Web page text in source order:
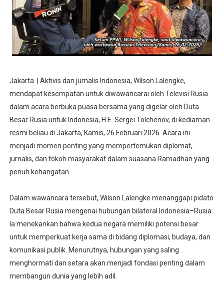
Jakarta | Aktivis dan jurnalis Indonesia, Wilson Lalengke,
mendapat kesempatan untuk diwawancarai oleh Televisi Rusia
dalam acara berbuka puasa bersama yang digelar oleh Duta
Besar Rusia untuk Indonesia, H.E. Sergei Tolchenov, di kediaman
resmi beliau di Jakarta, Kamis, 26 Februari 2026. Acara ini
menjadi momen penting yang mempertemukan diplomat,
jurnalis, dan tokoh masyarakat dalam suasana Ramadhan yang
penuh kehangatan.
Dalam wawancara tersebut, Wilson Lalengke menanggapi pidato
Duta Besar Rusia mengenai hubungan bilateral Indonesia–Rusia.
Ia menekankan bahwa kedua negara memiliki potensi besar
untuk memperkuat kerja sama di bidang diplomasi, budaya, dan
komunikasi publik. Menurutnya, hubungan yang saling
menghormati dan setara akan menjadi fondasi penting dalam
membangun dunia yang lebih adil.